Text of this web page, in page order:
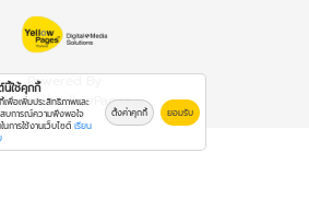
Powered By
YellowPages
นี้ใช้คุกกี้
กี้เพื่อเพิ่มประสิทธิภาพและ
บการณ์ความพึงพอใจ
นการใช้งานเว็บไซต์ เรียน
ตั้งค่าคุกกี้ ยอมรับ